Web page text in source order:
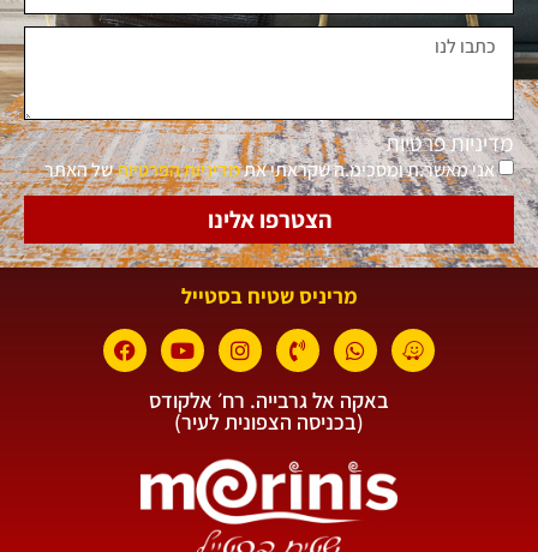
מדיניות פרטיות
אני מאשר.ת ומסכימ.ה שקראתי אתמדיניות הפרטיותשל האתר
הצטרפו אלינו
מריניס שטיח בסטייל
באקה אל גרבייה. רח׳ אלקודס
(בכניסה הצפונית לעיר)